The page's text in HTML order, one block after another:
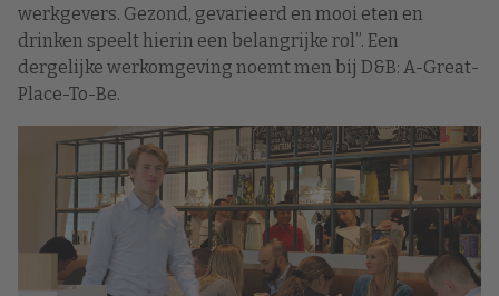
werkgevers. Gezond, gevarieerd en mooi eten en
drinken speelt hierin een belangrijke rol”. Een
dergelijke werkomgeving noemt men bij D&B: A-Great-
Place-To-Be.